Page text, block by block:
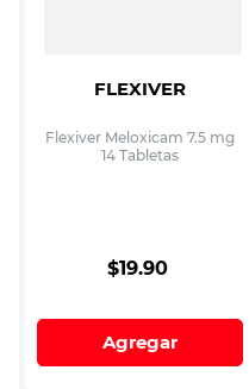
FLEXIVER
Flexiver Meloxicam 7.5 mg
14 Tabletas
$19.90
Agregar